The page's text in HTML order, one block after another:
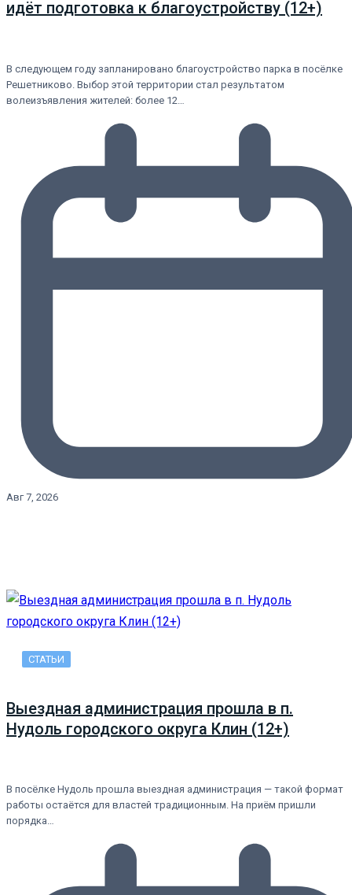
идёт подготовка к благоустройству (12+)
В следующем году запланировано благоустройство парка в посёлке
Решетниково. Выбор этой территории стал результатом
волеизъявления жителей: более 12…
Авг 7, 2026
СТАТЬИ
Выездная администрация прошла в п.
Нудоль городского округа Клин (12+)
В посёлке Нудоль прошла выездная администрация — такой формат
работы остаётся для властей традиционным. На приём пришли
порядка…